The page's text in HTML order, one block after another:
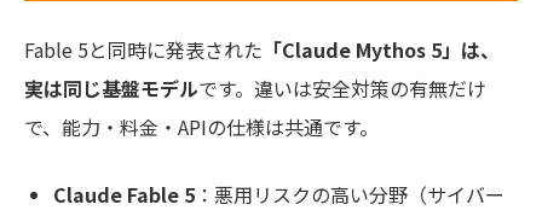
Fable 5と同時に発表された 「Claude Mythos 5」は、
実は同じ基盤モデルです。違いは安全対策の有無だけ
で、能力・料金・APIの仕様は共通です。
Claude Fable 5 ：悪用リスクの高い分野（サイバー